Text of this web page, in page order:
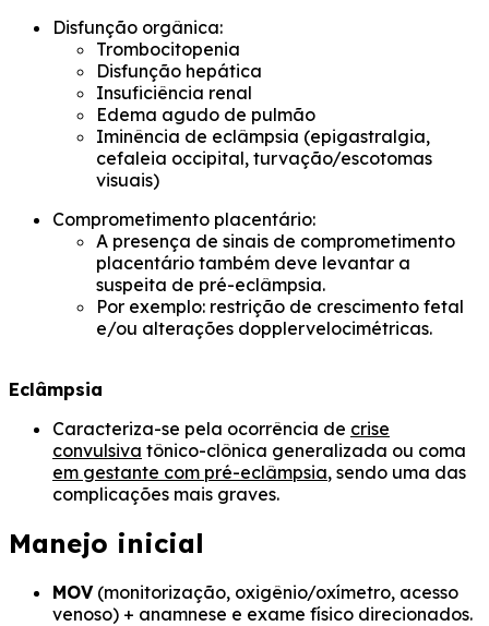
Disfunção orgânica:
Trombocitopenia
Disfunção hepática
Insuficiência renal
Edema agudo de pulmão
Iminência de eclâmpsia (epigastralgia,
cefaleia occipital, turvação/escotomas
visuais)
Comprometimento placentário:
A presença de sinais de comprometimento
placentário também deve levantar a
suspeita de pré-eclâmpsia.
Por exemplo: restrição de crescimento fetal
e/ou alterações dopplervelocimétricas.
Eclâmpsia
Caracteriza-se pela ocorrência de crise
convulsiva tônico-clônica generalizada ou coma
em gestante com pré-eclâmpsia, sendo uma das
complicações mais graves.
Manejo inicial
MOV (monitorização, oxigênio/oxímetro, acesso
venoso) + anamnese e exame físico direcionados.